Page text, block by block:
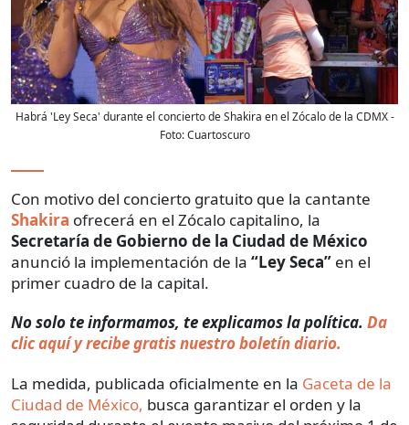
Habrá 'Ley Seca' durante el concierto de Shakira en el Zócalo de la CDMX-
Foto:Cuartoscuro
Con motivo del concierto gratuito que la cantante
Shakira ofrecerá en el Zócalo capitalino, la
Secretaría de Gobierno de la Ciudad de México
anunció la implementación de la “Ley Seca” en el
primer cuadro de la capital.
No solo te informamos, te explicamos la política. Da
clic aquí y recibe gratis nuestro boletín diario.
La medida, publicada oficialmente en la Gaceta de la
Ciudad de México, busca garantizar el orden y la